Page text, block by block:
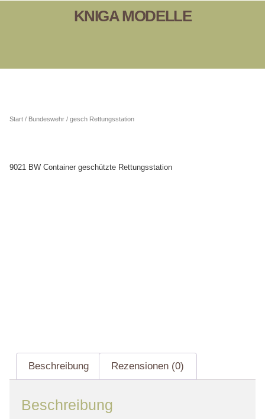
KNIGA MODELLE
Start / Bundeswehr / gesch Rettungsstation
9021 BW Container geschützte Rettungsstation
Beschreibung Rezensionen (0)
Beschreibung